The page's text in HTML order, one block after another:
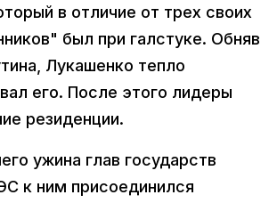
в отличие от трех своих
был при галстуке. Обняв
Лукашенко тепло
его. После этого лидеры
резиденции.
ужина глав государств
к ним присоединился